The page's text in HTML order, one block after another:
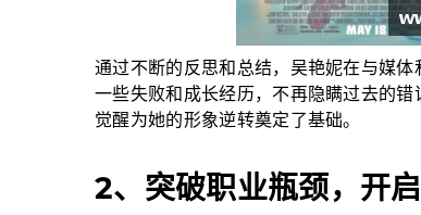
通过不断的反思和总结，吴艳妮在与媒
一些失败和成长经历，不再隐瞒过去的
觉醒为她的形象逆转奠定了基础。
2、突破职业瓶颈，开